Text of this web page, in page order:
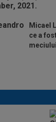
Micael
ce a
meciului